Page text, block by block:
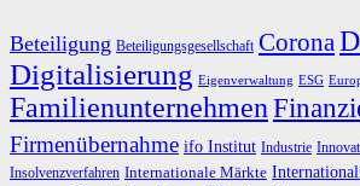
Beteiligung Beteiligungsgesellschaft Corona
Digitalisierung Eigenverwaltung ESG
Familienunternehmen
Firmenübernahme ifo Institut Industrie
Insolvenzverfahren Internationale Märkte